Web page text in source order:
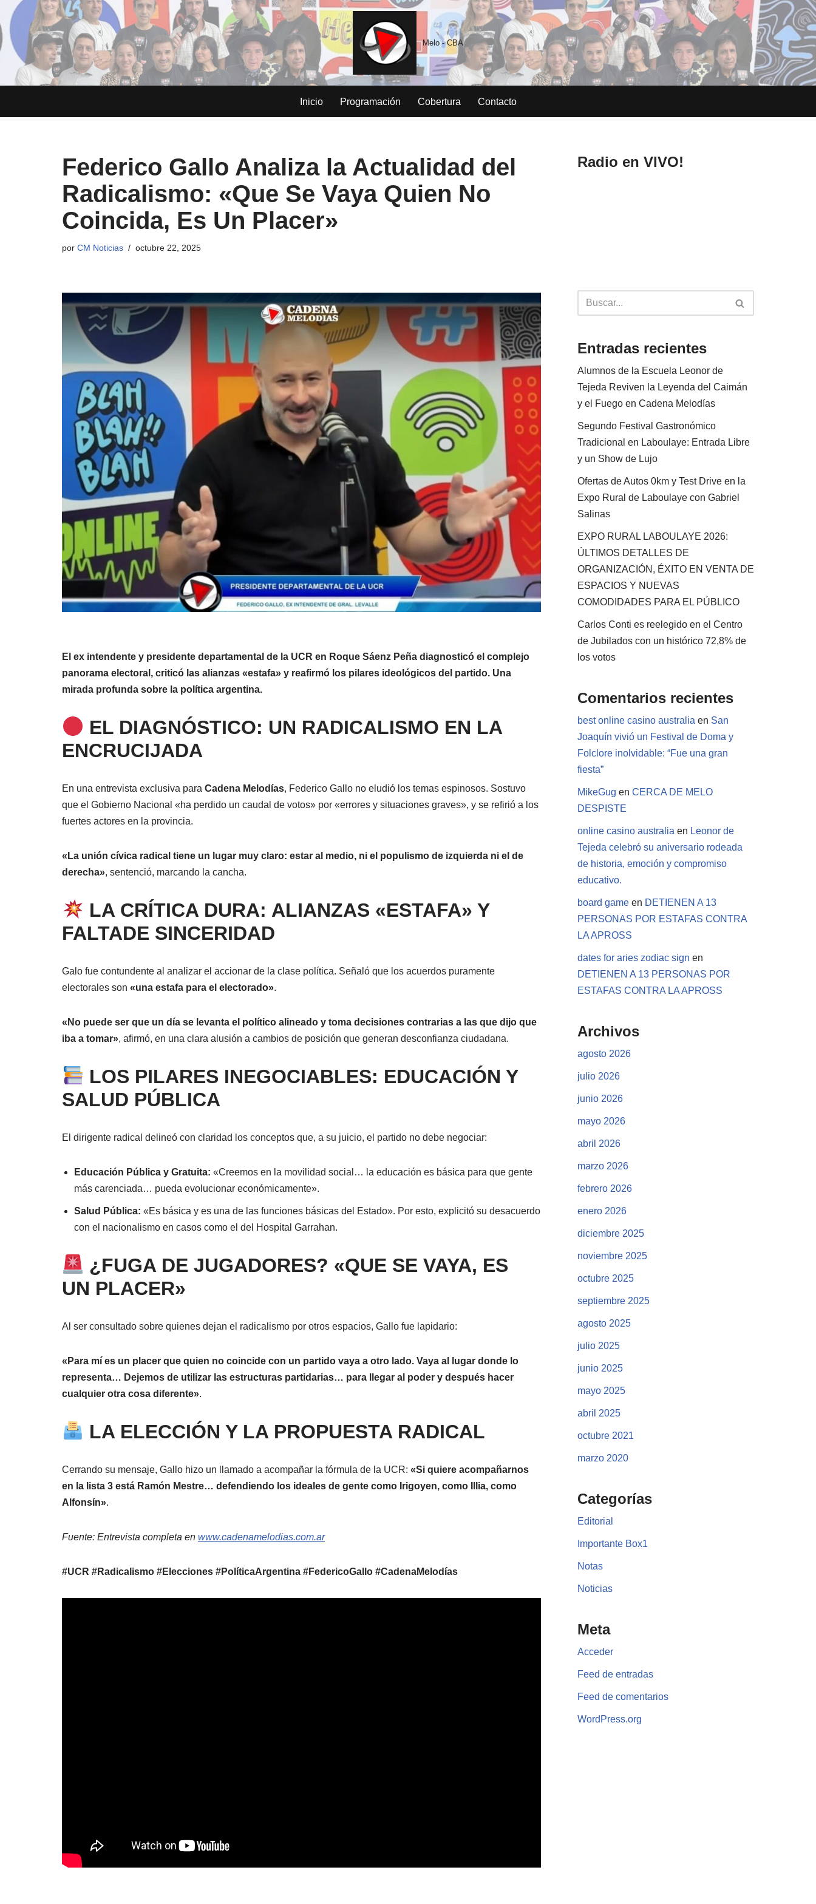
Saltar
al
contenido
Melo - CBA
Inicio Programación Cobertura Contacto
Federico Gallo Analiza la Actualidad del
Radicalismo: «Que Se Vaya Quien No
Coincida, Es Un Placer»
por CM Noticias octubre 22, 2025
El ex intendente y presidente departamental de la UCR en Roque Sáenz Peña diagnosticó el complejo
panorama electoral, criticó las alianzas «estafa» y reafirmó los pilares ideológicos del partido. Una
mirada profunda sobre la política argentina.
EL DIAGNÓSTICO: UN RADICALISMO EN LA
ENCRUCIJADA
En una entrevista exclusiva para Cadena Melodías, Federico Gallo no eludió los temas espinosos. Sostuvo
que el Gobierno Nacional «ha perdido un caudal de votos» por «errores y situaciones graves», y se refirió a los
fuertes actores en la provincia.
«La unión cívica radical tiene un lugar muy claro: estar al medio, ni el populismo de izquierda ni el de
derecha», sentenció, marcando la cancha.
LA CRÍTICA DURA: ALIANZAS «ESTAFA» Y
FALTADE SINCERIDAD
Galo fue contundente al analizar el accionar de la clase política. Señaló que los acuerdos puramente
electorales son «una estafa para el electorado».
«No puede ser que un día se levanta el político alineado y toma decisiones contrarias a las que dijo que
iba a tomar», afirmó, en una clara alusión a cambios de posición que generan desconfianza ciudadana.
LOS PILARES INEGOCIABLES: EDUCACIÓN Y
SALUD PÚBLICA
El dirigente radical delineó con claridad los conceptos que, a su juicio, el partido no debe negociar:
Educación Pública y Gratuita: «Creemos en la movilidad social… la educación es básica para que gente
más carenciada… pueda evolucionar económicamente».
Salud Pública: «Es básica y es una de las funciones básicas del Estado». Por esto, explicitó su desacuerdo
con el nacionalismo en casos como el del Hospital Garrahan.
¿FUGA DE JUGADORES? «QUE SE VAYA, ES
UN PLACER»
Al ser consultado sobre quienes dejan el radicalismo por otros espacios, Gallo fue lapidario:
«Para mí es un placer que quien no coincide con un partido vaya a otro lado. Vaya al lugar donde lo
representa… Dejemos de utilizar las estructuras partidarias… para llegar al poder y después hacer
cualquier otra cosa diferente».
LA ELECCIÓN Y LA PROPUESTA RADICAL
Cerrando su mensaje, Gallo hizo un llamado a acompañar la fórmula de la UCR: «Si quiere acompañarnos
en la lista 3 está Ramón Mestre… defendiendo los ideales de gente como Irigoyen, como Illia, como
Alfonsín».
Fuente: Entrevista completa en www.cadenamelodias.com.ar
#UCR #Radicalismo #Elecciones #PolíticaArgentina #FedericoGallo #CadenaMelodías
Radio en VIVO!
Entradas recientes
Alumnos de la Escuela Leonor de
Tejeda Reviven la Leyenda del Caimán
y el Fuego en Cadena Melodías
Segundo Festival Gastronómico
Tradicional en Laboulaye: Entrada Libre
y un Show de Lujo
Ofertas de Autos 0km y Test Drive en la
Expo Rural de Laboulaye con Gabriel
Salinas
EXPO RURAL LABOULAYE 2026:
ÚLTIMOS DETALLES DE
ORGANIZACIÓN, ÉXITO EN VENTA DE
ESPACIOS Y NUEVAS
COMODIDADES PARA EL PÚBLICO
Carlos Conti es reelegido en el Centro
de Jubilados con un histórico 72,8% de
los votos
Comentarios recientes
best online casino australia en San
Joaquín vivió un Festival de Doma y
Folclore inolvidable: “Fue una gran
fiesta”
MikeGug en CERCA DE MELO
DESPISTE
online casino australia en Leonor de
Tejeda celebró su aniversario rodeada
de historia, emoción y compromiso
educativo.
board game en DETIENEN A 13
PERSONAS POR ESTAFAS CONTRA
LA APROSS
dates for aries zodiac sign en
DETIENEN A 13 PERSONAS POR
ESTAFAS CONTRA LA APROSS
Archivos
agosto 2026
julio 2026
junio 2026
mayo 2026
abril 2026
marzo 2026
febrero 2026
enero 2026
diciembre 2025
noviembre 2025
octubre 2025
septiembre 2025
agosto 2025
julio 2025
junio 2025
mayo 2025
abril 2025
octubre 2021
marzo 2020
Categorías
Editorial
Importante Box1
Notas
Noticias
Meta
Acceder
Feed de entradas
Feed de comentarios
WordPress.org